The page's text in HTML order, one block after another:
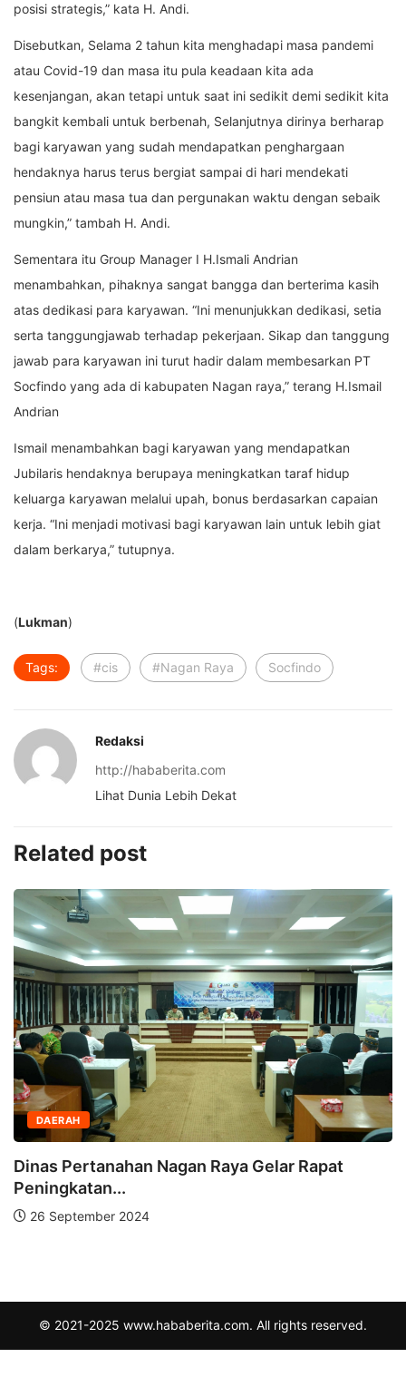
posisi strategis,” kata H. Andi.
Disebutkan, Selama 2 tahun kita menghadapi masa pandemi
atau Covid-19 dan masa itu pula keadaan kita ada
kesenjangan, akan tetapi untuk saat ini sedikit demi sedikit kita
bangkit kembali untuk berbenah, Selanjutnya dirinya berharap
bagi karyawan yang sudah mendapatkan penghargaan
hendaknya harus terus bergiat sampai di hari mendekati
pensiun atau masa tua dan pergunakan waktu dengan sebaik
mungkin,” tambah H. Andi.
Sementara itu Group Manager I H.Ismali Andrian
menambahkan, pihaknya sangat bangga dan berterima kasih
atas dedikasi para karyawan. “Ini menunjukkan dedikasi, setia
serta tanggungjawab terhadap pekerjaan. Sikap dan tanggung
jawab para karyawan ini turut hadir dalam membesarkan PT
Socfindo yang ada di kabupaten Nagan raya,” terang H.Ismail
Andrian
Ismail menambahkan bagi karyawan yang mendapatkan
Jubilaris hendaknya berupaya meningkatkan taraf hidup
keluarga karyawan melalui upah, bonus berdasarkan capaian
kerja. “Ini menjadi motivasi bagi karyawan lain untuk lebih giat
dalam berkarya,” tutupnya.
(Lukman)
Tags: #cis #Nagan Raya Socfindo
Redaksi
http://hababerita.com
Lihat Dunia Lebih Dekat
Related post
DAERAH
Dinas Pertanahan Nagan Raya Gelar Rapat
Peningkatan...
26 September 2024
© 2021-2025 www.hababerita.com. All rights reserved.